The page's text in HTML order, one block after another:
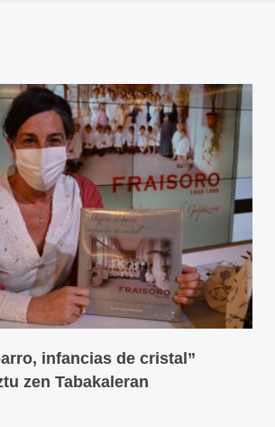
infancias de cristal”
zen Tabakaleran